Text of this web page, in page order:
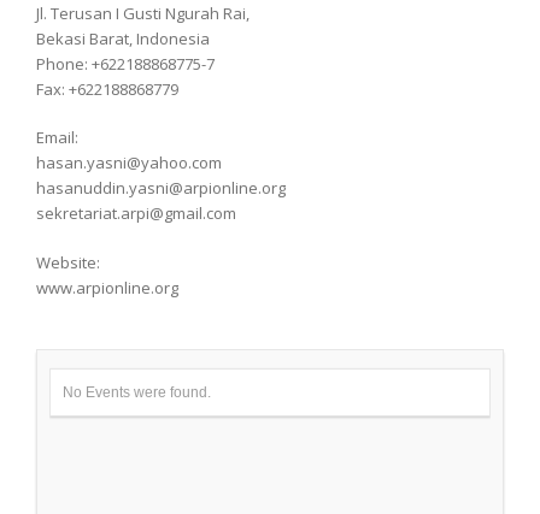
Jl. Terusan I Gusti Ngurah Rai,
Bekasi Barat, Indonesia
Phone: +622188868775-7
Fax: +622188868779
Email:
hasan.yasni@yahoo.com
hasanuddin.yasni@arpionline.org
sekretariat.arpi@gmail.com
Website:
www.arpionline.org
No Events were found.